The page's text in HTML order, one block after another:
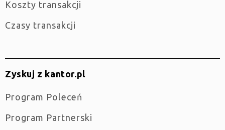
Koszty transakcji
Czasy transakcji
Zyskuj z kantor.pl
Program Poleceń
Program Partnerski